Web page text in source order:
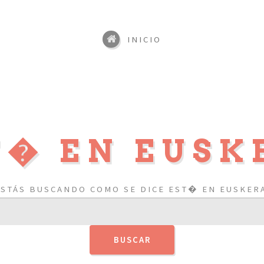
EN
BUSCANDO COMO SE DICE EST� EN
INICIO